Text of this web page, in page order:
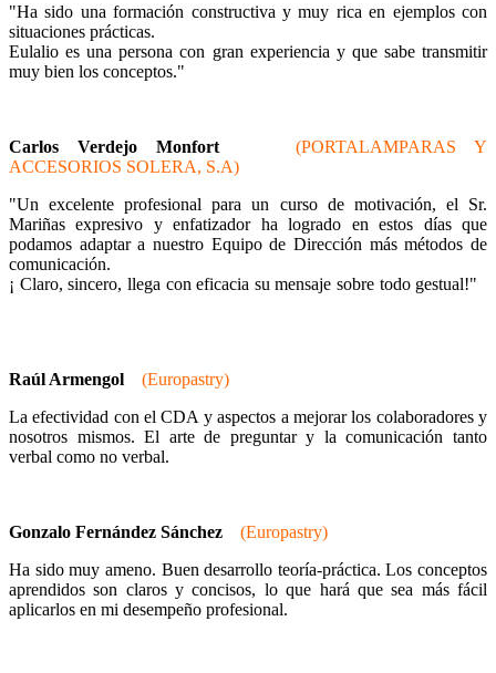
"Ha sido una formación constructiva y muy rica en ejemplos con
situaciones prácticas.
Eulalio es una persona con gran experiencia y que sabe transmitir
muy bien los conceptos."
Carlos Verdejo Monfort
(PORTALAMPARAS Y
ACCESORIOS SOLERA, S.A)
"Un excelente profesional para un curso de motivación, el Sr.
Mariñas expresivo y enfatizador ha logrado en estos días que
podamos adaptar a nuestro Equipo de Dirección más métodos de
comunicación.
¡ Claro, sincero, llega con eficacia su mensaje sobre todo gestual!"
Raúl Armengol
(Europastry)
La efectividad con el CDA y aspectos a mejorar los colaboradores y
nosotros mismos. El arte de preguntar y la comunicación tanto
verbal como no verbal.
Gonzalo Fernández Sánchez
(Europastry)
Ha sido muy ameno. Buen desarrollo teoría-práctica. Los conceptos
aprendidos son claros y concisos, lo que hará que sea más fácil
aplicarlos en mi desempeño profesional.